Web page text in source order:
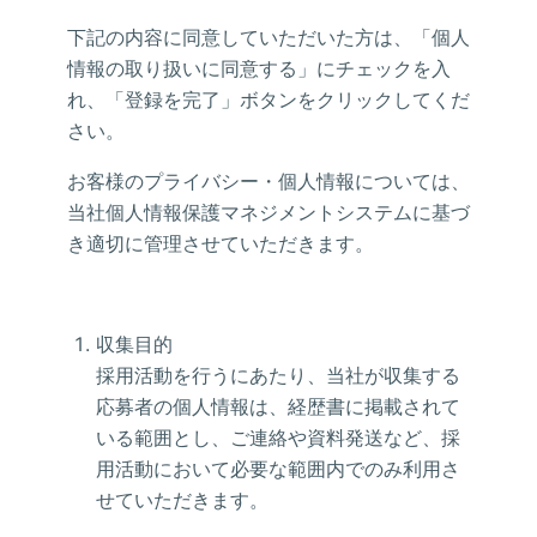
下記の内容に同意していただいた方は、「個人
情報の取り扱いに同意する」にチェックを入
れ、「登録を完了」ボタンをクリックしてくだ
さい。
お客様のプライバシー・個人情報については、
当社個人情報保護マネジメントシステムに基づ
き適切に管理させていただきます。
収集目的
採用活動を行うにあたり、当社が収集する
応募者の個人情報は、経歴書に掲載されて
いる範囲とし、ご連絡や資料発送など、採
用活動において必要な範囲内でのみ利用さ
せていただきます。